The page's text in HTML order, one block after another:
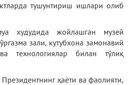
тушунтириш ишлари олиб
худудида жойлашган музей
зали, кутубхона замонавий
технологиялар билан тўлиқ
ҳаёти ва фаолияти,